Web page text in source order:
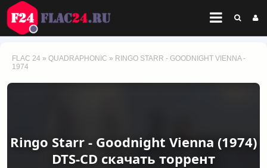
FLAC 24 » QUADRAPHONIC » RINGO STARR - GOODNIGHT VIENNA -
1974
Ringo Starr - Goodnight Vienna (1974)
DTS-CD скачать торрент